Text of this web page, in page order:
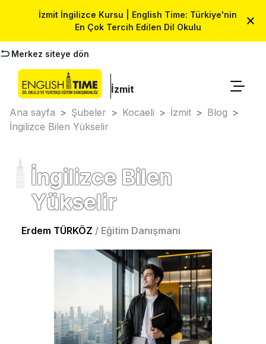
İzmit İngilizce Kursu | English Time: Türkiye'nin
En Çok Tercih Edilen Dil Okulu
Merkez siteye dön
İzmit
Ana sayfa > Şubeler > Kocaeli > İzmit > Blog >
İngilizce Bilen Yükselir
İngilizce Bilen
Yükselir
Erdem TÜRKÖZ / Eğitim Danışmanı